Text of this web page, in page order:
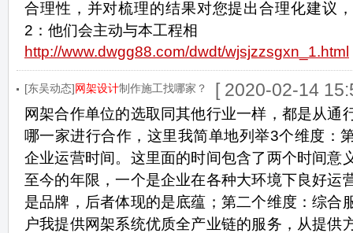
合理性，并对梳理的结果对您提出合理化建议
2：他们会主动与本工程相
http://www.dwgg88.com/dwdt/wjsjzzsgxn_1.html
[东吴动态]网架设计制作施工找哪家？ [ 2020-02-14
网架合作单位的选取同其他行业一样，都是从通
哪一家进行合作，这里我简单地列举3个维度：
企业运营时间。这里面的时间包含了两个时间意
至今的年限，一个是企业在各种大环境下良好运
是品牌，后者体现的是底蕴；第二个维度：综合
户我提供网架系统优质全产业链的服务，从提供